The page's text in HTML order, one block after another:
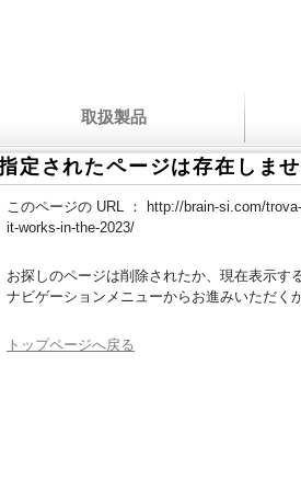
取扱製品
定されたページは存在しませ
このページの URL ：
http://brain-si.com/
it-works-in-the-2023/
お探しのページは削除されたか、現在表示す
ナビゲーションメニューからお進みいただく
トップページへ戻る